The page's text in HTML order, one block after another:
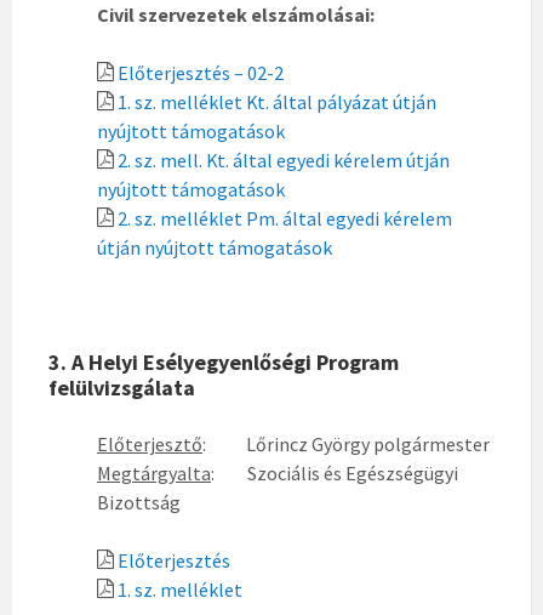
Civil szervezetek elszámolásai:
Előterjesztés – 02-2
1. sz. melléklet Kt. által pályázat útján
nyújtott támogatások
2. sz. mell. Kt. által egyedi kérelem útján
nyújtott támogatások
2. sz. melléklet Pm. által egyedi kérelem
útján nyújtott támogatások
3. A Helyi Esélyegyenlőségi Program
felülvizsgálata
Előterjesztő: Lőrincz György polgármester
Megtárgyalta: Szociális és Egészségügyi
Bizottság
Előterjesztés
1. sz. melléklet